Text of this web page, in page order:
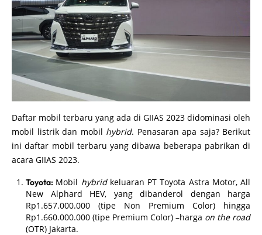
Daftar mobil terbaru yang ada di GIIAS 2023 didominasi oleh
mobil listrik dan mobil hybrid. Penasaran apa saja? Berikut
ini daftar mobil terbaru yang dibawa beberapa pabrikan di
acara GIIAS 2023.
Toyota: Mobil hybrid keluaran PT Toyota Astra Motor, All
New Alphard HEV, yang dibanderol dengan harga
Rp1.657.000.000 (tipe Non Premium Color) hingga
Rp1.660.000.000 (tipe Premium Color) –harga on the road
(OTR) Jakarta.